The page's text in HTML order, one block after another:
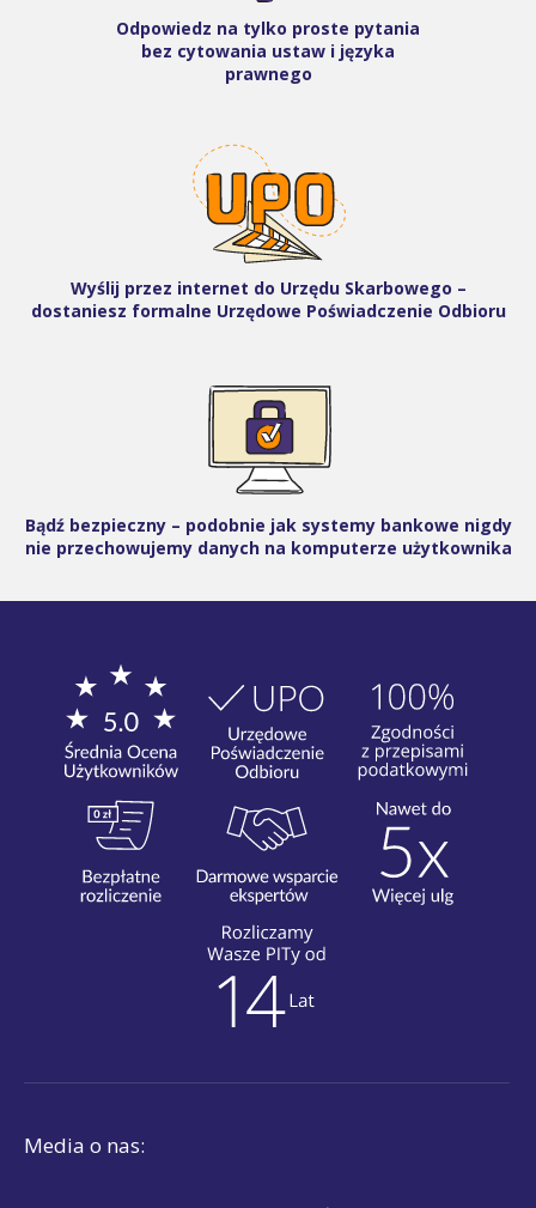
Odpowiedz na tylko proste pytania
bez cytowania ustaw i języka
prawnego
Wyślij przez internet do Urzędu Skarbowego –
dostaniesz formalne Urzędowe Poświadczenie Odbioru
Bądź bezpieczny – podobnie jak systemy bankowe nigdy
nie przechowujemy danych na komputerze użytkownika
Media o nas: